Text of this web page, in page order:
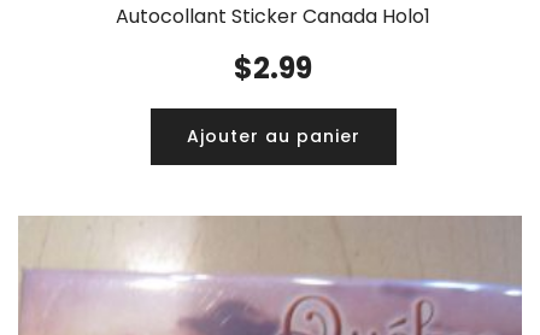
Autocollant Sticker Canada Holo1
$2.99
Ajouter au panier